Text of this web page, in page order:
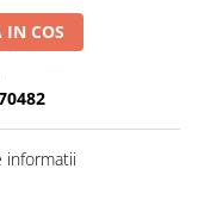
IN COS